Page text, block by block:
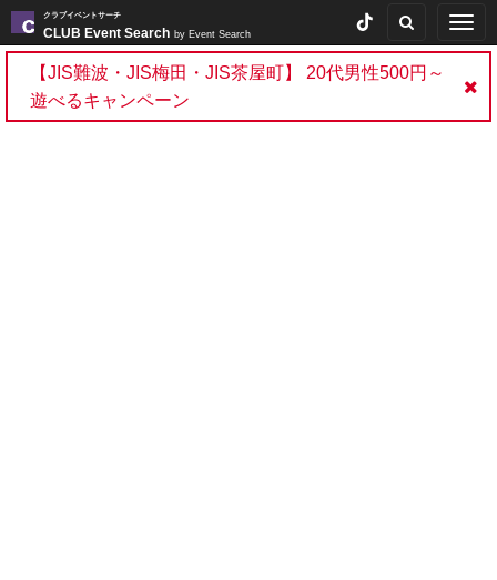
クラブイベントサーチ
CLUB Event Search by Event Search
【JIS難波・JIS梅田・JIS茶屋町】 20代男性500円～
遊べるキャンペーン